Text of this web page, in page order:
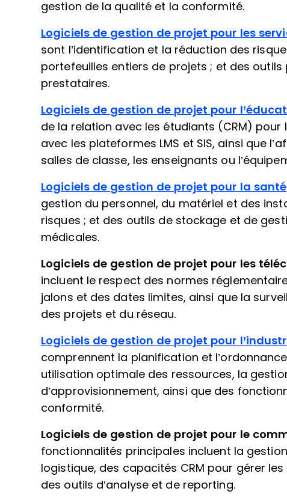
gestion de la qualité et la conformité.
Logiciels de gestion de projet pour les
sont l’identification et la réduction des
portefeuilles entiers de projets ; et des
prestataires.
Logiciels de gestion de projet pour
de la relation avec les étudiants (CRM) pour
avec les plateformes LMS et SIS, ainsi que
salles de classe, les enseignants ou
Logiciels de gestion de projet pour la santé
gestion du personnel, du matériel et des
risques ; et des outils de stockage et de
médicales.
Logiciels de gestion de projet pour les
incluent le respect des normes
jalons et des dates limites, ainsi que la
des projets et du réseau.
Logiciels de gestion de projet pour
comprennent la planification et
utilisation optimale des ressources, la
d’approvisionnement, ainsi que des
conformité.
Logiciels de gestion de projet pour le
fonctionnalités principales incluent la
logistique, des capacités CRM pour gérer
des outils d’analyse et de reporting.